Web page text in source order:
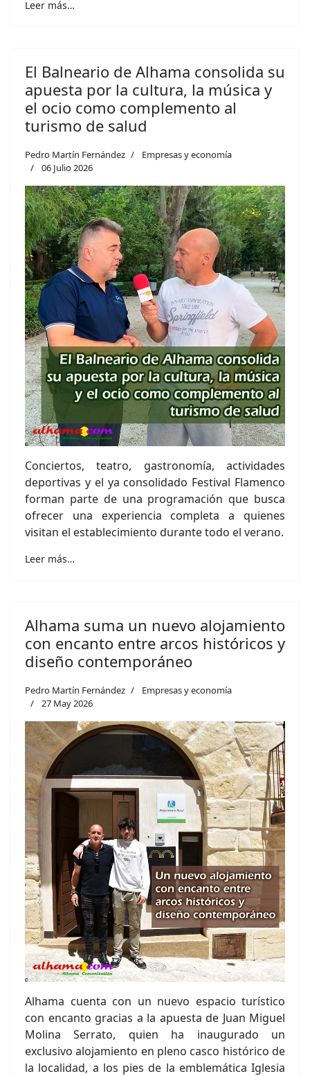
Leer más…
El Balneario de Alhama consolida su
apuesta por la cultura, la música y
el ocio como complemento al
turismo de salud
Pedro Martín Fernández
Empresas y economía
06 Julio 2026
Conciertos, teatro, gastronomía, actividades
deportivas y el ya consolidado Festival Flamenco
forman parte de una programación que busca
ofrecer una experiencia completa a quienes
visitan el establecimiento durante todo el verano.
Leer más…
Alhama suma un nuevo alojamiento
con encanto entre arcos históricos y
diseño contemporáneo
Pedro Martín Fernández
Empresas y economía
27 May 2026
Alhama cuenta con un nuevo espacio turístico
con encanto gracias a la apuesta de Juan Miguel
Molina Serrato, quien ha inaugurado un
exclusivo alojamiento en pleno casco histórico de
la localidad, a los pies de la emblemática Iglesia